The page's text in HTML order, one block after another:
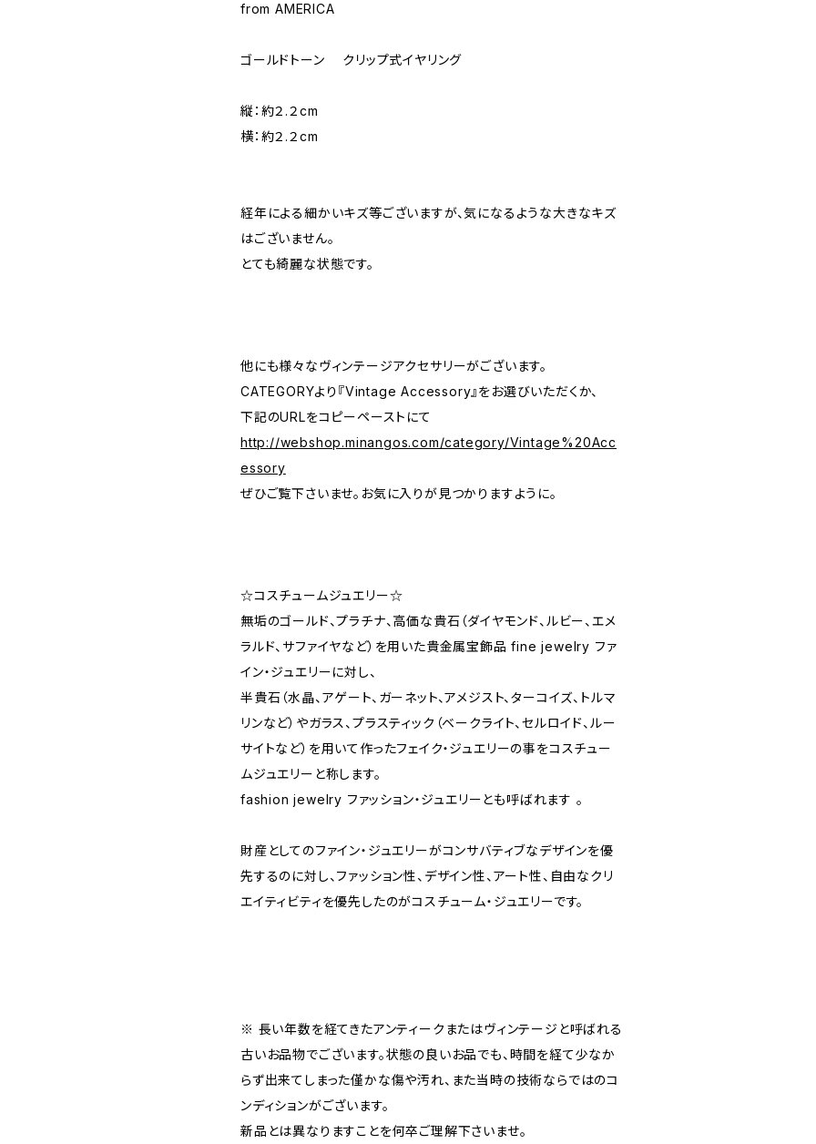
from AMERICA
ゴールドトーン クリップ式イヤリング
縦：約２.２cm
横：約２.２cm
経年による細かいキズ等ございますが、気になるような大きなキズ
はございません。
とても綺麗な状態です。
他にも様々なヴィンテージアクセサリーがございます。
CATEGORYより『Vintage Accessory』をお選びいただくか、
下記のURLをコピーペーストにて
http://webshop.minangos.com/category/Vintage%20Acc
essory
ぜひご覧下さいませ。お気に入りが見つかりますように。
☆コスチュームジュエリー☆
無垢のゴールド、プラチナ、高価な貴石（ダイヤモンド、ルビー、エメ
ラルド、サファイヤなど）を用いた貴金属宝飾品 fine jewelry ファ
イン・ジュエリーに対し、
半貴石（水晶、アゲート、ガーネット、アメジスト、ターコイズ、トルマ
リンなど）やガラス、プラスティック（ベークライト、セルロイド、ルー
サイトなど）を用いて作ったフェイク・ジュエリーの事をコスチュー
ムジュエリーと称します。
fashion jewelry ファッション・ジュエリーとも呼ばれます 。
財産としてのファイン・ジュエリーがコンサバティブなデザインを優
先するのに対し、ファッション性、デザイン性、アート性、自由なクリ
エイティビティを優先したのがコスチューム・ジュエリーです。
※ 長い年数を経てきたアンティークまたはヴィンテージと呼ばれる
古いお品物でございます。状態の良いお品でも、時間を経て少なか
らず出来てしまった僅かな傷や汚れ、また当時の技術ならではのコ
ンディションがございます。
新品とは異なりますことを何卒ご理解下さいませ。